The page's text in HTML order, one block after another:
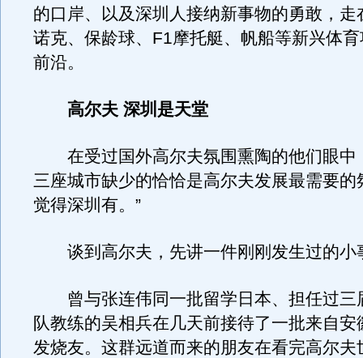
的口岸、以及深圳人接纳新事物的勇敢，走
诺克、保龄球、F1摩托艇、帆船等新兴体
前沿。
高尔夫 深圳是天堂
在受过国外高尔夫氛围熏陶的他们眼中
三座城市缺少的恰恰是高尔夫发展最需要的
觉得深圳有。”
谈到高尔夫，先讲一件刚刚发生过的小
曾与张连伟同一批留学日本、担任过三
队教练的吴相兵在几天前接待了一批来自安
发烧友。这群远道而来的朋友在看完高尔夫